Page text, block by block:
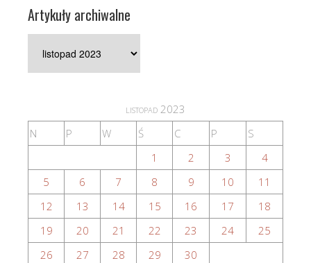
Artykuły archiwalne
archiwalne
listopad 2023
N
P W Ś C P
S
1
2 3
4
5
6 7 8 9 10
11
12
13 14 15 16 17
18
19
20 21 22 23 24
25
26
27 28 29 30